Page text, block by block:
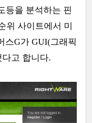
등을 분석하는 핀
위 사이트에서 미
스G가 GUI(그래픽
고 합니다.